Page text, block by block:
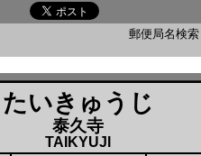
郵便局名検
たいきゅうじ
泰久寺
TAIKYUJI